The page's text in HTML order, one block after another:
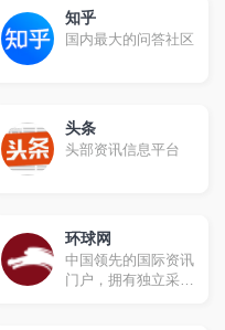
知乎
国内最大的问答社区
头条
头部资讯信息平台
环球网
中国领先的国际资讯
门户，拥有独立采编